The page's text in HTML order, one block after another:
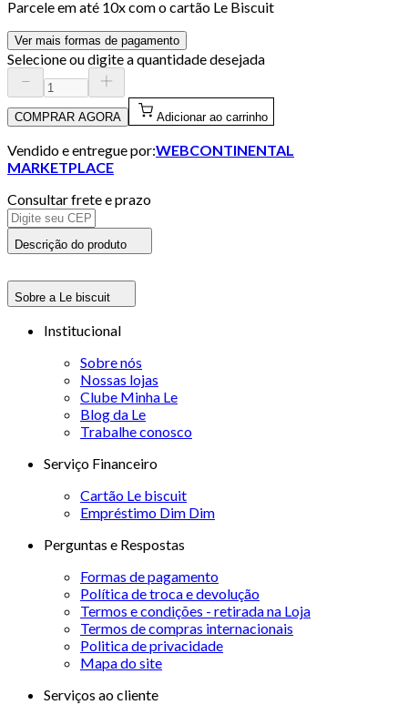
Parcele em até 10x com o cartão Le Biscuit
Ver mais formas de pagamento
Selecione ou digite a quantidade desejada
COMPRAR AGORA Adicionar ao carrinho
Vendido e entregue por:WEBCONTINENTAL
MARKETPLACE
Consultar frete e prazo
Descrição do produto
Sobre a Le biscuit
Institucional
Sobre nós
Nossas lojas
Clube Minha Le
Blog da Le
Trabalhe conosco
Serviço Financeiro
Cartão Le biscuit
Empréstimo Dim Dim
Perguntas e Respostas
Formas de pagamento
Política de troca e devolução
Termos e condições - retirada na Loja
Termos de compras internacionais
Politica de privacidade
Mapa do site
Serviços ao cliente